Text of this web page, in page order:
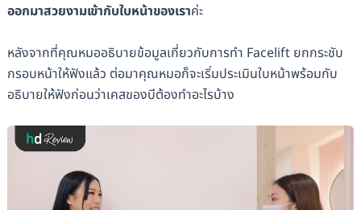
ออกมาสวยงามเข้ากับใบหน้าของเราค่ะ
หลังจากที่คุณหมออธิบายข้อมูลเกี่ยวกับการทำ Facelift ยกกระชับ
กรอบหน้าให้ฟังแล้ว ต่อมาคุณหมอก็จะเริ่มประเมินใบหน้าพร้อมกับ
อธิบายให้ฟังก่อนว่าเคสของบีต้องทำอะไรบ้าง